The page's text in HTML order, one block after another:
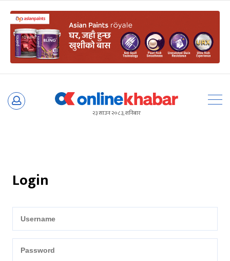
Skip
२३ साउन २०८३, शनिबार
Login